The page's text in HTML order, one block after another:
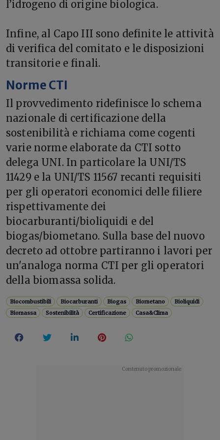
l’idrogeno di origine biologica.
Infine, al Capo III sono definite le attività
di verifica del comitato e le disposizioni
transitorie e finali.
Norme CTI
Il provvedimento ridefinisce lo schema
nazionale di certificazione della
sostenibilità e richiama come cogenti
varie norme elaborate da CTI sotto
delega UNI. In particolare la UNI/TS
11429 e la UNI/TS 11567 recanti requisiti
per gli operatori economici delle filiere
rispettivamente dei
biocarburanti/bioliquidi e del
biogas/biometano. Sulla base del nuovo
decreto ad ottobre partiranno i lavori per
un'analoga norma CTI per gli operatori
della biomassa solida.
Biocombustibili Biocarburanti Biogas Biometano
Bioliquidi
Biomassa
Sostenibilità Certificazione Casa&Clima